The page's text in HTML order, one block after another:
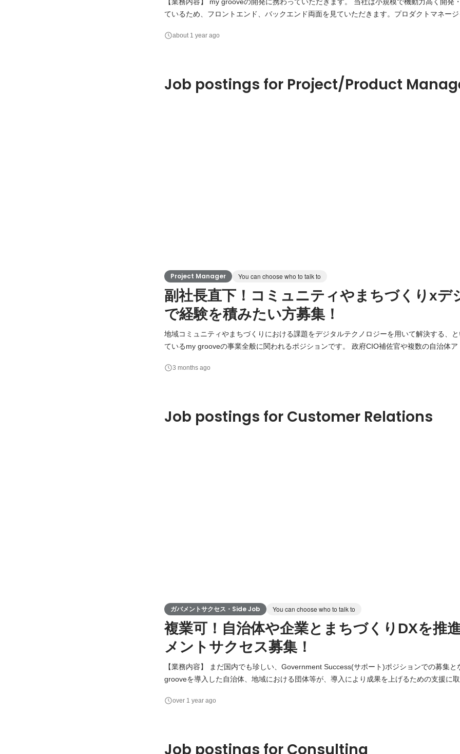
ているため、フロントエンド、バックエンド両面を見ていただきます。プロダクトマネージ
って取り組んでいただくことが可能です。 【将来的な方向性】 ご関心次第ですが、プロダクトマネージャー以
about 1 year ago
Job postings for Project/Product
Project Manager You can choose who to talk to
副社長直下！コミュニティやまちづくりxデ
で経験を積みたい方募集！
地域コミュニティやまちづくりにおける課題をデジタルテクノロジーを用いて解決する、
ているmy grooveの事業全般に関われるポジションです。 政府CIO補佐官や複数の自治体アドバイザーなど行
ただきます。 特に、自身でも将来事業を起こしてみたい、といった思いがある方におススメです。 この役割を
3 months ago
Job postings for Customer Relations
ガバメントサクセス・Side Job You can choose who to talk to
複業可！自治体や企業とまちづくりDXを推
メントサクセス募集！
【業務内容】 まだ国内でも珍しい、Government Success(サポート)ポジションでの募集と
grooveを導入した自治体、地域における団体等が、導入により成果を上げるための支援に取
治体や団体・企業へ、『my groove』の導入・活用支援を行います。 ・日々の業務としては
over 1 year ago
Job postings for Consulting